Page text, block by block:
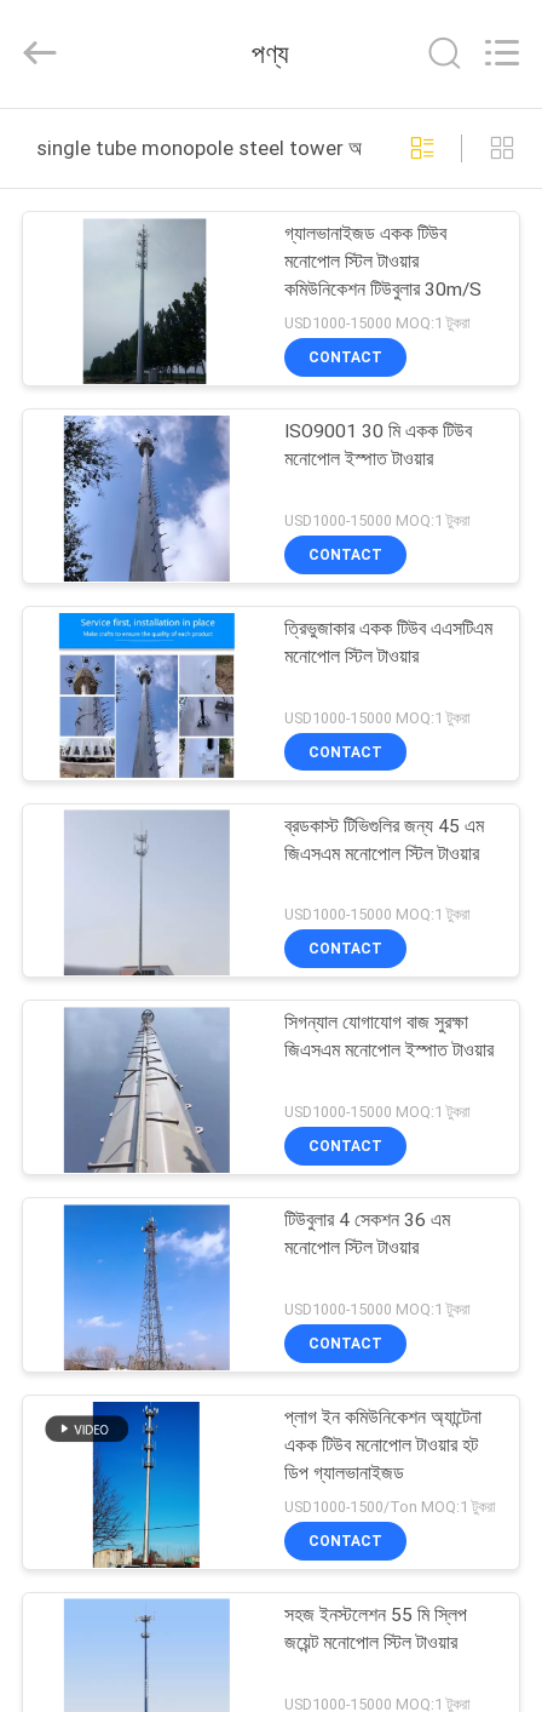
পণ্য
কারখানা
ভ্রমণ
নিয়ন্ত্রণ
যোগাযোগ
খবর
সাইট
PRIVACY
POLICY
Structure
Rights
পণ্য
single tube monopole steel tower অনলাইন উত্পাদন
গ্যালভানাইজড একক টিউব
মনোপোল স্টিল টাওয়ার
কমিউনিকেশন টিউবুলার 30m/S
USD1000-15000 MOQ:1 টুকরা
CONTACT
ISO9001 30 মি একক টিউব
মনোপোল ইস্পাত টাওয়ার
USD1000-15000 MOQ:1 টুকরা
CONTACT
ত্রিভুজাকার একক টিউব এএসটিএম
মনোপোল স্টিল টাওয়ার
USD1000-15000 MOQ:1 টুকরা
CONTACT
ব্রডকাস্ট টিভিগুলির জন্য 45 এম
জিএসএম মনোপোল স্টিল টাওয়ার
USD1000-15000 MOQ:1 টুকরা
CONTACT
সিগন্যাল যোগাযোগ বাজ সুরক্ষা
জিএসএম মনোপোল ইস্পাত টাওয়ার
USD1000-15000 MOQ:1 টুকরা
CONTACT
টিউবুলার 4 সেকশন 36 এম
মনোপোল স্টিল টাওয়ার
USD1000-15000 MOQ:1 টুকরা
CONTACT
প্লাগ ইন কমিউনিকেশন অ্যান্টেনা
একক টিউব মনোপোল টাওয়ার হট
ডিপ গ্যালভানাইজড
USD1000-1500/Ton MOQ:1 টুকরা
CONTACT
সহজ ইনস্টলেশন 55 মি স্লিপ
জয়েন্ট মনোপোল স্টিল টাওয়ার
USD1000-15000 MOQ:1 টুকরা